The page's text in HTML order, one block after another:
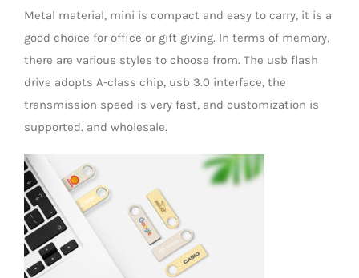
Metal material, mini is compact and easy to carry, it is a
good choice for office or gift giving. In terms of memory,
there are various styles to choose from. The usb flash
drive adopts A-class chip, usb 3.0 interface, the
transmission speed is very fast, and customization is
supported. and wholesale.